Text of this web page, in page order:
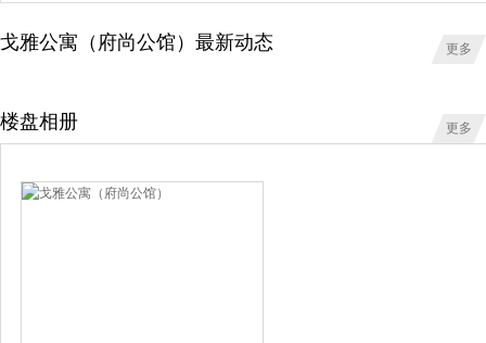
戈雅公寓（府尚公馆）最新动态 更多
楼盘相册 更多